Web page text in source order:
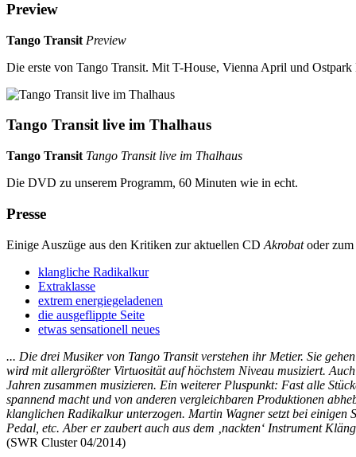
Preview
Tango Transit Preview
Die erste von Tango Transit. Mit T-House, Vienna April und Ostpark
Tango Transit live im Thalhaus
Tango Transit Tango Transit live im Thalhaus
Die DVD zu unserem Programm, 60 Minuten wie in echt.
Presse
Einige Auszüge aus den Kritiken zur aktuellen CD Akrobatoder
klangliche Radikalkur
Extraklasse
extrem energiegeladenen
die ausgeflippte Seite
etwas sensationell neues
... Die drei Musiker von Tango Transit verstehen ihr Metier. Sie
wird mit allergrößter Virtuosität auf höchstem Niveau musiziert.
Jahren zusammen musizieren. Ein weiterer Pluspunkt: Fast alle
spannend macht und von anderen vergleichbaren Produktionen
klanglichen Radikalkur unterzogen. Martin Wagner setzt bei einigen
Pedal, etc. Aber er zaubert auch aus dem ‚nackten‘ Instrument
(SWR Cluster 04/2014)